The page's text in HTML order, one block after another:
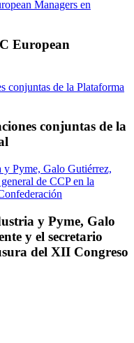
European
conjuntas de la
y Pyme, Galo
y el secretario
del XII Congreso